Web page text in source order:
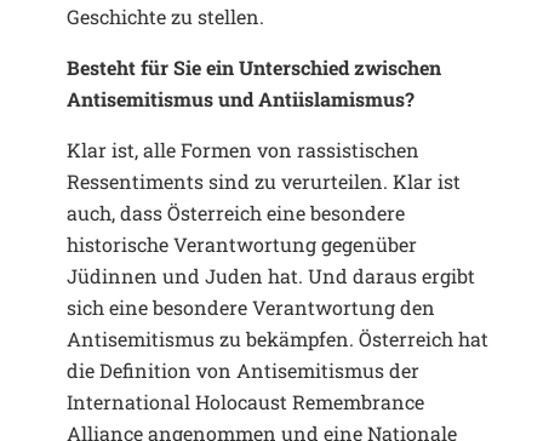
Geschichte zu stellen.
Besteht für Sie ein Unterschied zwischen
Antisemitismus und Antiislamismus?
Klar ist, alle Formen von rassistischen
Ressentiments sind zu verurteilen. Klar ist
auch, dass Österreich eine besondere
historische Verantwortung gegenüber
Jüdinnen und Juden hat. Und daraus ergibt
sich eine besondere Verantwortung den
Antisemitismus zu bekämpfen. Österreich hat
die Definition von Antisemitismus der
International Holocaust Remembrance
Alliance angenommen und eine Nationale